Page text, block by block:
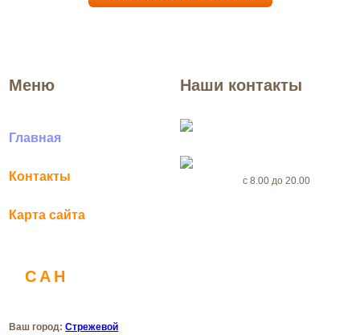
Меню
Главная
Контакты
Карта сайта
Наши контакты
с 8.00 до 20.00
САН
Ваш город:Стрежевой